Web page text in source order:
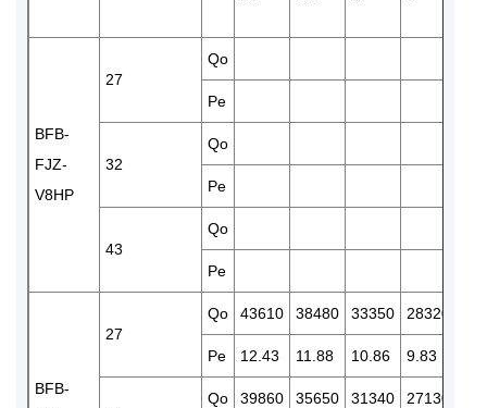
BFB-
FJZ-
V8HP
27
Qo
Pe
32
Qo
Pe
43
Qo
Pe
BFB-
27
Qo 43610 38480 33350 28320
Pe 12.43 11.88 10.86 9.83
Qo 39860 35650 31340 27130